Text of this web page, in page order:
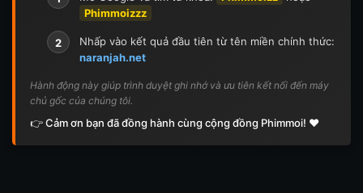
Phimmoizzz
2
Nhấp vào kết quả đầu tiên từ tên miền chính thức:
naranjah.net
Hành động này giúp trình duyệt ghi nhớ và ưu tiên kết nối đến máy
chủ gốc của chúng tôi.
👉 Cảm ơn bạn đã đồng hành cùng cộng đồng Phimmoi! ❤️